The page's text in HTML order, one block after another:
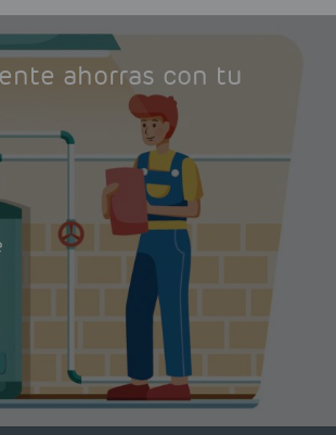
ahorras con tu